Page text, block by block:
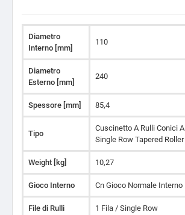
Diametro
Interno [mm]
110
Diametro
Esterno [mm]
240
Spessore [mm] 85,4
Tipo
Cuscinetto A Rulli Conici
Single Row Tapered
Weight [kg] 10,27
Gioco Interno Cn Gioco Normale Interno
File di Rulli 1 Fila / Single Row